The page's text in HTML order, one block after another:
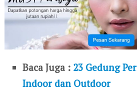
Baca Juga : 23 Gedung
Indoor dan Outdoor